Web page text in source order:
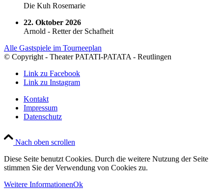
Die Kuh Rosemarie
22. Oktober 2026
Arnold - Retter der Schafheit
Alle Gastspiele im Tourneeplan
© Copyright - Theater PATATI-PATATA - Reutlingen
Link zu Facebook
Link zu Instagram
Kontakt
Impressum
Datenschutz
Nach oben scrollen
Diese Seite benutzt Cookies. Durch die weitere Nutzung der Seite
stimmen Sie der Verwendung von Cookies zu.
Weitere InformationenOk